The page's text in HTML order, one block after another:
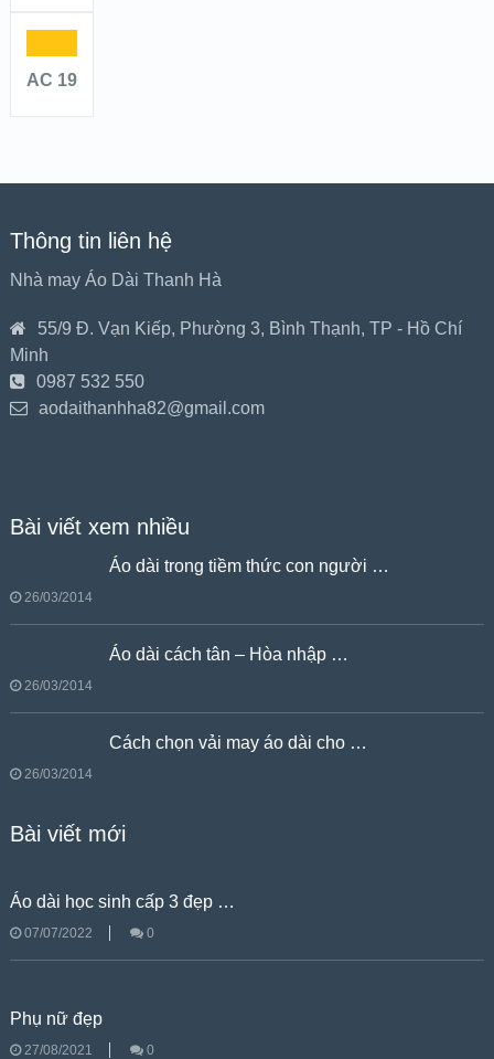
AC 19
Thông tin liên hệ
Nhà may Áo Dài Thanh Hà
55/9 Đ. Vạn Kiếp, Phường 3, Bình Thạnh, TP - Hồ Chí
Minh
0987 532 550
aodaithanhha82@gmail.com
Bài viết xem nhiều
Áo dài trong tiềm thức con người …
26/03/2014
Áo dài cách tân – Hòa nhập …
26/03/2014
Cách chọn vải may áo dài cho …
26/03/2014
Bài viết mới
Áo dài học sinh cấp 3 đẹp …
07/07/2022 0
Phụ nữ đẹp
27/08/2021 0